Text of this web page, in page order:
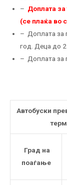
– Доплата за
(се плаќа во
– Доплата за
год. Деца до
– Доплата за
Автобуски
Град на
поаѓање